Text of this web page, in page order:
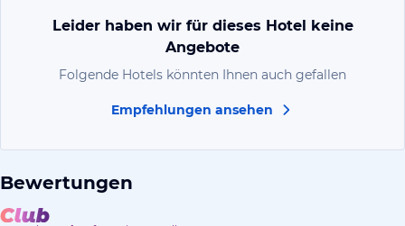
Leider haben wir für dieses Hotel keine
Angebote
Folgende Hotels könnten Ihnen auch gefallen
Empfehlungen ansehen
Bewertungen